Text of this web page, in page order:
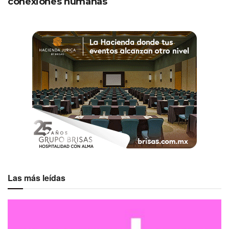
Querétaro
Las más leídas